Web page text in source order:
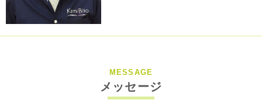
MESSAGE
メッセージ